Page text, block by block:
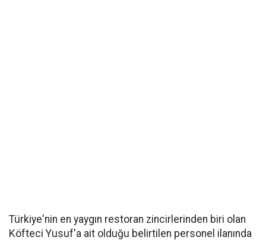
Türkiye'nin en yaygın restoran zincirlerinden biri olan
Köfteci Yusuf'a ait olduğu belirtilen personel ilanında